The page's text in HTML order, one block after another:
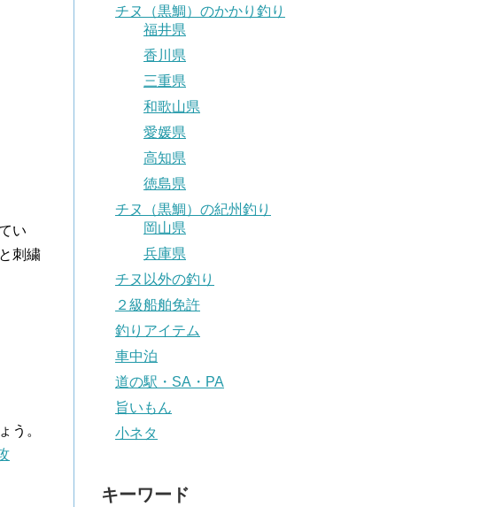
い
刺繍
う。
チヌ（黒鯛）のかかり釣り
福井県
香川県
三重県
和歌山県
愛媛県
高知県
徳島県
チヌ（黒鯛）の紀州釣り
岡山県
兵庫県
チヌ以外の釣り
２級船舶免許
釣りアイテム
車中泊
道の駅・SA・PA
旨いもん
小ネタ
キーワード